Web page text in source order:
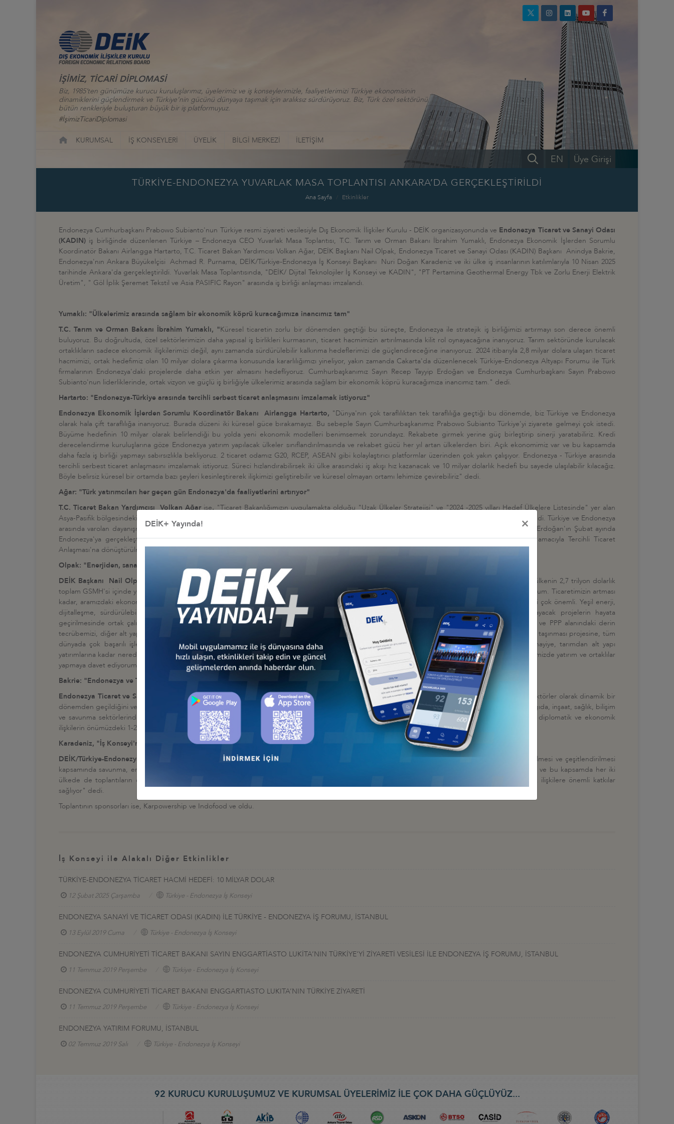
İŞİMİZ, TİCARİ DİPLOMASİ
Biz, 1985’ten günümüze kurucu kuruluşlarımız, üyelerimiz ve iş konseylerimizle, faaliyetlerimizi Türkiye ekonomisinin
dinamiklerini güçlendirmek ve Türkiye’nin gücünü dünyaya taşımak için aralıksız sürdürüyoruz. Biz, Türk özel sektörünü
bütün renkleriyle buluşturan büyük bir iş platformuyuz.
#İşimizTicariDiplomasi
KURUMSAL İŞ KONSEYLERİ ÜYELİK BİLGİ MERKEZİ İLETİŞİM
Üye Girişi
EN
TÜRKİYE-ENDONEZYA YUVARLAK MASA TOPLANTISI ANKARA’DA GERÇEKLEŞTİRİLDİ
Ana Sayfa Etkinlikler
Endonezya Cumhurbaşkanı Prabowo Subianto'nun Türkiye resmi ziyareti vesilesiyle Dış Ekonomik İlişkiler Kurulu - DEİK organizasyonunda ve Endonezya Ticaret ve Sanayi Odası
(KADIN) iş birliğinde düzenlenen Türkiye – Endonezya CEO Yuvarlak Masa Toplantısı, T.C. Tarım ve Orman Bakanı İbrahim Yumaklı, Endonezya Ekonomik İşlerden Sorumlu
Koordinatör Bakanı Airlangga Hartarto, T.C. Ticaret Bakan Yardımcısı Volkan Ağar, DEİK Başkanı Nail Olpak, Endonezya Ticaret ve Sanayi Odası (KADIN) Başkanı Anindya Bakrie,
Endonezya'nın Ankara Büyükelçisi Achmad R. Purnama, DEİK/Türkiye-Endonezya İş Konseyi Başkanı Nuri Doğan Karadeniz ve iki ülke iş insanlarının katılımlarıyla 10 Nisan 2025
tarihinde Ankara'da gerçekleştirildi. Yuvarlak Masa Toplantısında, "DEİK/ Dijital Teknolojiler İş Konseyi ve KADIN", "PT Pertamina Geothermal Energy Tbk ve Zorlu Enerji Elektrik
Üretim", " Göl İplik Şeremet Tekstil ve Asia PASIFIC Rayon" arasında iş birliği anlaşması imzalandı.
Yumaklı: "Ülkelerimiz arasında sağlam bir ekonomik köprü kuracağımıza inancımız tam"
T.C. Tarım ve Orman Bakanı İbrahim Yumaklı, "Küresel ticaretin zorlu bir dönemden geçtiği bu süreçte, Endonezya ile stratejik iş birliğimizi artırmayı son derece önemli
buluyoruz. Bu doğrultuda, özel sektörlerimizin daha yapısal iş birlikleri kurmasının, ticaret hacmimizin artırılmasında kilit rol oynayacağına inanıyoruz. Tarım sektöründe kurulacak
ortaklıkların sadece ekonomik ilişkilerimizi değil, aynı zamanda sürdürülebilir kalkınma hedeflerimizi de güçlendireceğine inanıyoruz. 2024 itibarıyla 2,8 milyar dolara ulaşan ticaret
hacmimizi, ortak hedefimiz olan 10 milyar dolara çıkarma konusunda kararlılığımızı yineliyor, yakın zamanda Cakarta'da düzenlenecek Türkiye-Endonezya Altyapı Forumu ile Türk
firmalarının Endonezya'daki projelerde daha etkin yer almasını hedefliyoruz. Cumhurbaşkanımız Sayın Recep Tayyip Erdoğan ve Endonezya Cumhurbaşkanı Sayın Prabowo
Subianto'nun liderliklerinde, ortak vizyon ve güçlü iş birliğiyle ülkelerimiz arasında sağlam bir ekonomik köprü kuracağımıza inancımız tam." dedi.
Hartarto: "Endonezya-Türkiye arasında tercihli serbest ticaret anlaşmasını imzalamak istiyoruz"
Endonezya Ekonomik İşlerden Sorumlu Koordinatör Bakanı Airlangga Hartarto, "Dünya'nın çok taraflılıktan tek taraflılığa geçtiği bu dönemde, biz Türkiye ve Endonezya
olarak hala çift taraflılığa inanıyoruz. Burada düzeni iki küresel güce bırakamayız. Bu sebeple Sayın Cumhurbaşkanımız Prabowo Subianto Türkiye'yi ziyarete gelmeyi çok istedi.
Büyüme hedefinin 10 milyar olarak belirlendiği bu yolda yeni ekonomik modelleri benimsemek zorundayız. Rekabete girmek yerine güç birleştirip sinerji yaratabiliriz. Kredi
derecelendirme kuruluşlarına göze Endonezya yatırım yapılacak ülkeler sınıflandırılmasında ve rekabet gücü her yıl artan ülkelerden biri. Açık ekonomimiz var ve bu kapsamda
daha fazla iş birliği yapmayı sabırsızlıkla bekliyoruz. 2 ticaret odamız G20, RCEP, ASEAN gibi kolaylaştırıcı platformlar üzerinden çok yakın çalışıyor. Endonezya - Türkiye arasında
tercihli serbest ticaret anlaşmasını imzalamak istiyoruz. Süreci hızlandırabilirsek iki ülke arasındaki iş akışı hız kazanacak ve 10 milyar dolarlık hedefi bu sayede ulaşılabilir kılacağız.
Böyle belirsiz küresel bir ortamda bazı şeyleri kesinleştirerek ilişkimizi geliştirebilir ve küresel olmayan ortamı lehimize çevirebiliriz" dedi.
Ağar: "Türk yatırımcıları her geçen gün Endonezya'da faaliyetlerini artırıyor"
T.C. Ticaret Bakan Yardımcısı Volkan Ağarise,"Ticaret Bakanlığımızın uygulamakta olduğu "Uzak Ülkeler Stratejisi" ve "2024 -2025 yılları Hedef Ülkelere Listesinde" yer alan
Asya-Pasifik bölgesindeki en önemli ortaklarımızdan biri olan Endonezya ile ekonomik ve ticari ilişkilerimizi derinleştirmeye büyük bir önem veriyoruz" dedi. Türkiye ve Endonezya
arasında varolan dayanışma ve iş birliğinin ikili ticari ilişkilere de yansımasını arzu ettiklerini dile getiren Ağar, "Cumhurbaşkanımız Sayın Recep Tayyip Erdoğan'ın Şubat ayında
Endonezya'ya gerçekleştirdiği ziyarette müzakereleri sürmekte olan Serbest Ticaret Anlaşmasının kısa dönemde daha somut sonuçlara ulaşmak amacıyla Tercihli Ticaret
Anlaşması'na dönüştürülmesine karar verildi. Türk yatırımcıları her geçen gün Endonezya'da faaliyetlerini artırıyor" dedi.
Olpak: "Enerjiden, sanayiye, tarımdan alt yapı yatırımlarına kadar neredeyse her alanda önemli yatırım imkanlarımız var"
DEİK Başkanı Nail Olpak
ise, "Endonezya ile 2 milyar dolar seviyesinde ikili ticaret hacmimiz var ve bunu dengeli bir hale getirmek, hem de her iki ülkenin 2,7 trilyon dolarlık
toplam GSMH'si içinde yüzde 0,1 seviyesinde olan ikili ticaretimizi, hedefimiz olan 10 milyar dolar seviyesine artıracak potansiyelimiz olduğunu düşünüyorum. Ticaretimizin artması
kadar, aramızdaki ekonomik ilişkilerin farklı sektörlere ve boyutlara yayılması, ticaretten yatırımlara ve ikili iş birliklerine kadar çeşitlenerek devam etmesi çok önemli. Yeşil enerji,
dijitalleşme, sürdürülebilirlik ve dayanıklı tedarik zincirlerinin oluşturulması gibi ASEAN'ın da önceliklendirdiği alanlarda birbirimize fayda sağlayacak projelerin hayata
geçirilmesinde ortak çalışmalar yapabiliriz. Türkiye'nin sağlık sektöründeki elde ettiği başarıyı Endonezya özelinde de değerlendirebilir; müteahhitlik ve PPP alanındaki derin
tecrübemizi, diğer alt yapı projeleri yanı sıra, şehir hastanelerinin inşası konusunda Endonezyalı dostlarımız ile paylaşılabiliriz. Endonezya'nın başkentinin taşınması projesine, tüm
dünyada çok başarılı işlere imza atmış müteahhitlik ve müşavirlik firmalarımızla katkı vermeye istekli olduğumuzu belirtmek isterim. Enerjiden, sanayiye, tarımdan alt yapı
yatırımlarına kadar neredeyse her alanda önemli yatırım imkanlarımız var. Endonezyalı iş dünyasını da bu imkanlarımızdan daha fazla yararlanmak için ülkemizde yatırım ve ortaklılar
yapmaya davet ediyorum" dedi.
Bakrie: "Endonezya ve Türkiye'nin iki önemli ekonomi ve G20 üyesi olarak ön plana çıkabilecek"
Endonezya Ticaret ve Sanayi Odası (KADIN) Başkanı Anindya Bakrie ise,ABD ve Çin arasında yaşanan tarife tartışmalarına değinerek, uluslararası aktörler olarak dinamik bir
dönemden geçildiğini ve bu dinamik dönemde Endonezya ve Türkiye'nin iki önemli ekonomi ve G20 üyesi olarak ön plana çıkabileceğini belirtti. Enerji, gıda, inşaat, sağlık, bilişim
ve savunma sektörlerinden önemli temsilcilerle birlikte bugün bu toplantıda olduklarını ifade eden Bakrie,iki ülke arasında pozitif bir şekilde artan diplomatik ve ekonomik
ilişkilerin önümüzdeki 1-2 yıl içerisinde somut sonuçlar yaratacağına inandıklarını vurguladı.
Karadeniz, "İş Konseyi'nin üyesi olan pek çok firma, ikili ekonomik ilişkilere önemli katkılar sağlıyor"
DEİK/Türkiye-Endonezya İş Konseyi Başkanı Doğan Karadeniz ise, "
İş Konseyi olarak, karşı kanat kuruluşu KADIN ile ikili ticaret hacminin geliştirilmesi ve çeşitlendirilmesi
kapsamında savunma, enerji, gıda, sağlık ve alt yapı sektörlerinde Türk ve Endonezyalı iş insanları ile çalışma gruplarının kurulmasına karar verdiklerini ve bu kapsamda her iki
ülkede de toplantıların organize edilecek. İş Konseyi'nin üyesi olan savunmadan enerjiye pek çok firmanın Endonezya'da aktif olarak ikili ekonomik ilişkilere önemli katkılar
sağlıyor" dedi.
Toplantının sponsorları ise, Karpowership ve Indofood ve oldu.
İş Konseyi ile Alakalı Diğer Etkinlikler
TÜRKİYE-ENDONEZYA TİCARET HACMİ HEDEFİ: 10 MİLYAR DOLAR
12 Şubat 2025 Çarşamba Türkiye - Endonezya İş Konseyi
ENDONEZYA SANAYİ VE TİCARET ODASI (KADIN) İLE TÜRKİYE - ENDONEZYA İŞ FORUMU, İSTANBUL
13 Eylül 2019 Cuma Türkiye - Endonezya İş Konseyi
ENDONEZYA CUMHURİYETİ TİCARET BAKANI SAYIN ENGGARTİASTO LUKİTA’NIN TÜRKİYE'Yİ ZİYARETİ VESİLESİ İLE ENDONEZYA İŞ FORUMU, İSTANBUL
11 Temmuz 2019 Perşembe Türkiye - Endonezya İş Konseyi
ENDONEZYA CUMHURİYETİ TİCARET BAKANI ENGGARTIASTO LUKITA’NIN TÜRKİYE ZİYARETİ
11 Temmuz 2019 Perşembe Türkiye - Endonezya İş Konseyi
ENDONEZYA YATIRIM FORUMU, İSTANBUL
02 Temmuz 2019 Salı Türkiye - Endonezya İş Konseyi
92 KURUCU KURULUŞUMUZ VE KURUMSAL ÜYELERİMİZ İLE ÇOK DAHA GÜÇLÜYÜZ...
DEİK+ Yayında! ×